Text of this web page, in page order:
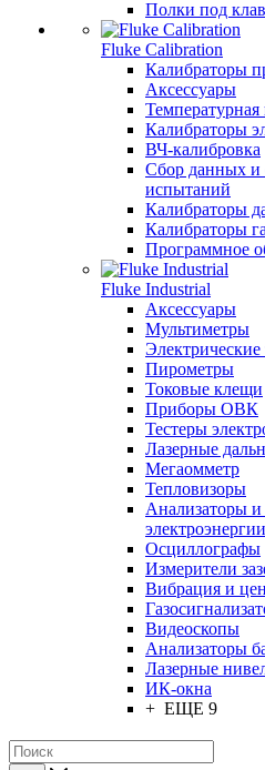
Полки под
Fluke Calibration
Калибраторы
Аксессуары
Температурная
Калибраторы
ВЧ-калибровка
Сбор данных и
испытаний
Калибраторы
Калибраторы
Программное
Fluke Industrial
Аксессуары
Мультиметры
Пирометры
Токовые клещи
Приборы ОВК
Тестеры
Лазерные
Мегаомметр
Тепловизоры
Анализаторы и
электроэнергии
Осциллографы
Измерители
Вибрация и
Видеоскопы
Анализаторы
Лазерные
ИК-окна
+ ЕЩЕ 9